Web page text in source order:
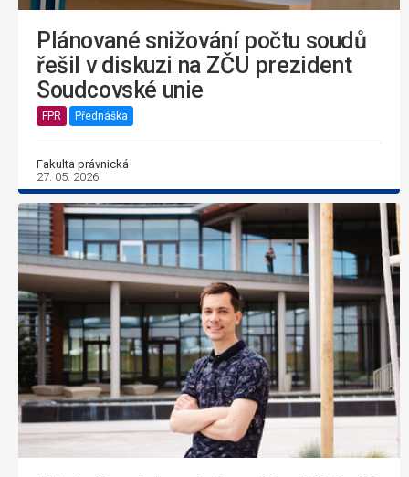
Plánované snižování počtu soudů
řešil v diskuzi na ZČU prezident
Soudcovské unie
FPR Přednáška
Fakulta právnická
27. 05. 2026